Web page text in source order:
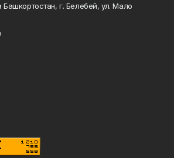
г. Белебей, ул. Мало